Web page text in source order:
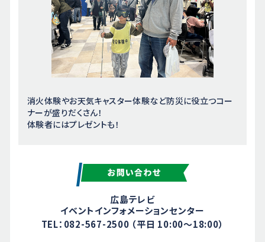
消火体験やお天気キャスター体験など防災に役立つコー
ナーが盛りだくさん！
体験者にはプレゼントも！
広島テレビ
イベントインフォメーションセンター
TEL：082-567-2500 （平日 10:00～18:00）